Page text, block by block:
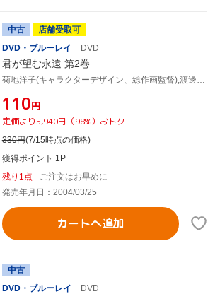
中古
店舗受取可
DVD・ブルーレイ
DVD
君が望む永遠 第2巻
¥110円
定価より5,940円（98%）おトク
330円(7/15時点の価格)
獲得ポイント 1P
残り1点
ご注文はお早めに
発売年月日：2004/03/25
カートへ追加
中古
DVD・ブルーレイ
DVD